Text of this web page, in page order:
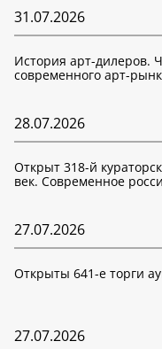
31.07.2026
История арт-дилеров.
современного арт-
28.07.2026
Открыт 318-й
век. Современное
27.07.2026
Открыты 641-е торги
27.07.2026